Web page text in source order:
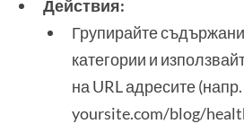
Действия:
Групирайте
категории и
на URL адресите (напр.
yoursite.com/blog/